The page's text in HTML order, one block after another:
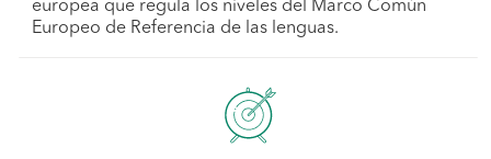
europea que regula los niveles del Marco Común
Europeo de Referencia de las lenguas.